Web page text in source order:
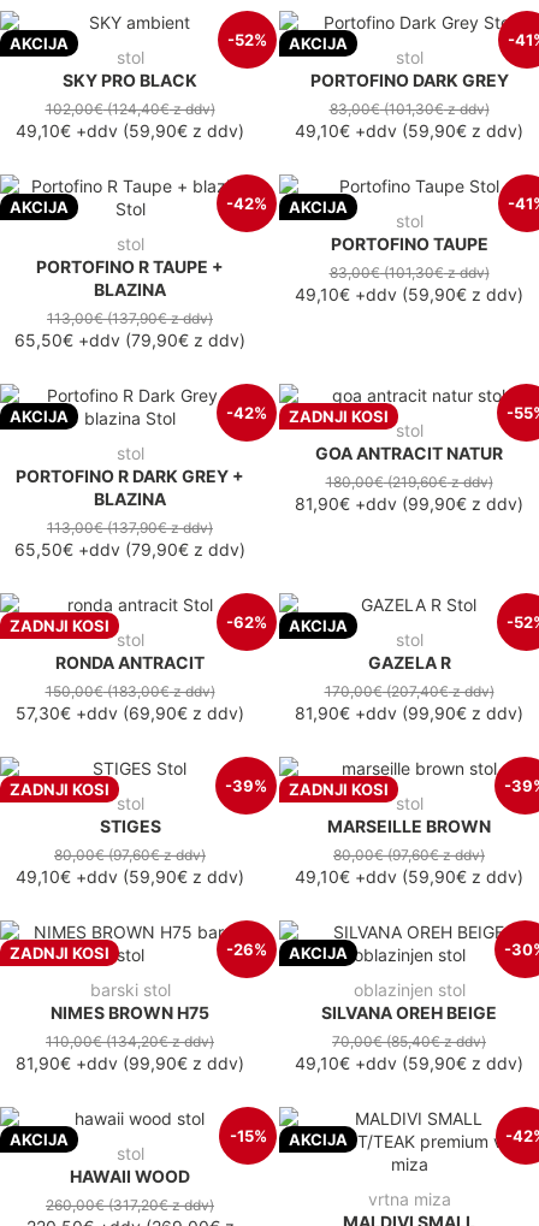
AKCIJA -52%
stol
SKY PRO BLACK
102,00€(124,40€z ddv)
49,10€ +ddv (59,90€ z ddv)
AKCIJA -
stol
PORTOFINO DARK GREY
83,00€(101,30€z ddv)
49,10€ +ddv (59,90€ z ddv)
AKCIJA -42%
stol
PORTOFINO R TAUPE +
BLAZINA
113,00€(137,90€z ddv)
65,50€ +ddv (79,90€ z ddv)
AKCIJA -
stol
PORTOFINO TAUPE
83,00€(101,30€z ddv)
49,10€ +ddv (59,90€ z ddv)
AKCIJA -42%
stol
PORTOFINO R DARK GREY +
BLAZINA
113,00€(137,90€z ddv)
65,50€ +ddv (79,90€ z ddv)
ZADNJI KOSI -
stol
GOA ANTRACIT NATUR
180,00€(219,60€z ddv)
81,90€ +ddv (99,90€ z ddv)
ZADNJI KOSI -62%
stol
RONDA ANTRACIT
150,00€(183,00€z ddv)
57,30€ +ddv (69,90€ z ddv)
AKCIJA -
stol
GAZELA R
170,00€(207,40€z ddv)
81,90€ +ddv (99,90€ z ddv)
ZADNJI KOSI -39%
stol
STIGES
80,00€(97,60€z ddv)
49,10€ +ddv (59,90€ z ddv)
ZADNJI KOSI -
stol
MARSEILLE BROWN
80,00€(97,60€z ddv)
49,10€ +ddv (59,90€ z ddv)
ZADNJI KOSI -26%
barski stol
NIMES BROWN H75
110,00€(134,20€z ddv)
81,90€ +ddv (99,90€ z ddv)
AKCIJA -
oblazinjen stol
SILVANA OREH BEIGE
70,00€(85,40€z ddv)
49,10€ +ddv (59,90€ z ddv)
AKCIJA -15%
stol
HAWAII WOOD
260,00€(317,20€z ddv)
AKCIJA -
vrtna miza